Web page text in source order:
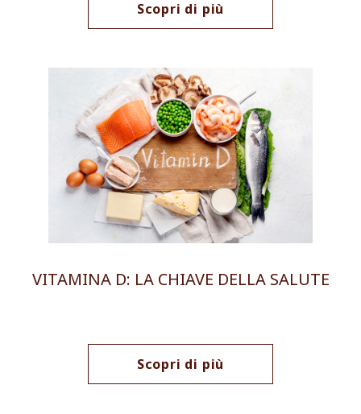
Scopri di più
VITAMINA D: LA CHIAVE DELLA SALUTE
Scopri di più